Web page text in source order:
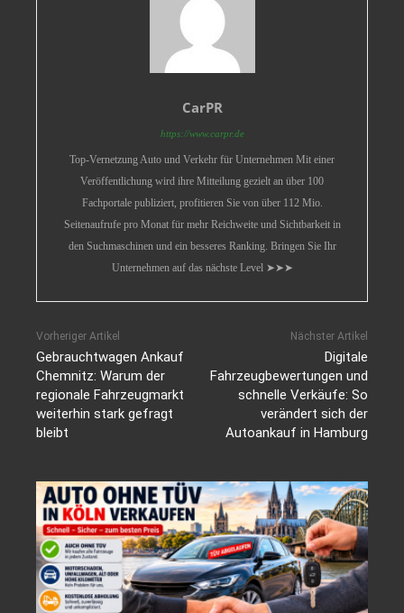
CarPR
https://www.carpr.de
Top-Vernetzung Auto und Verkehr für Unternehmen Mit einer
Veröffentlichung wird ihre Mitteilung gezielt an über 100
Fachportale publiziert, profitieren Sie von über 112 Mio.
Seitenaufrufe pro Monat für mehr Reichweite und Sichtbarkeit in
den Suchmaschinen und ein besseres Ranking. Bringen Sie Ihr
Unternehmen auf das nächste Level ➤➤➤
Vorheriger Artikel
Gebrauchtwagen Ankauf
Chemnitz: Warum der
regionale Fahrzeugmarkt
weiterhin stark gefragt
bleibt
Nächster Artikel
Digitale
Fahrzeugbewertungen und
schnelle Verkäufe: So
verändert sich der
Autoankauf in Hamburg